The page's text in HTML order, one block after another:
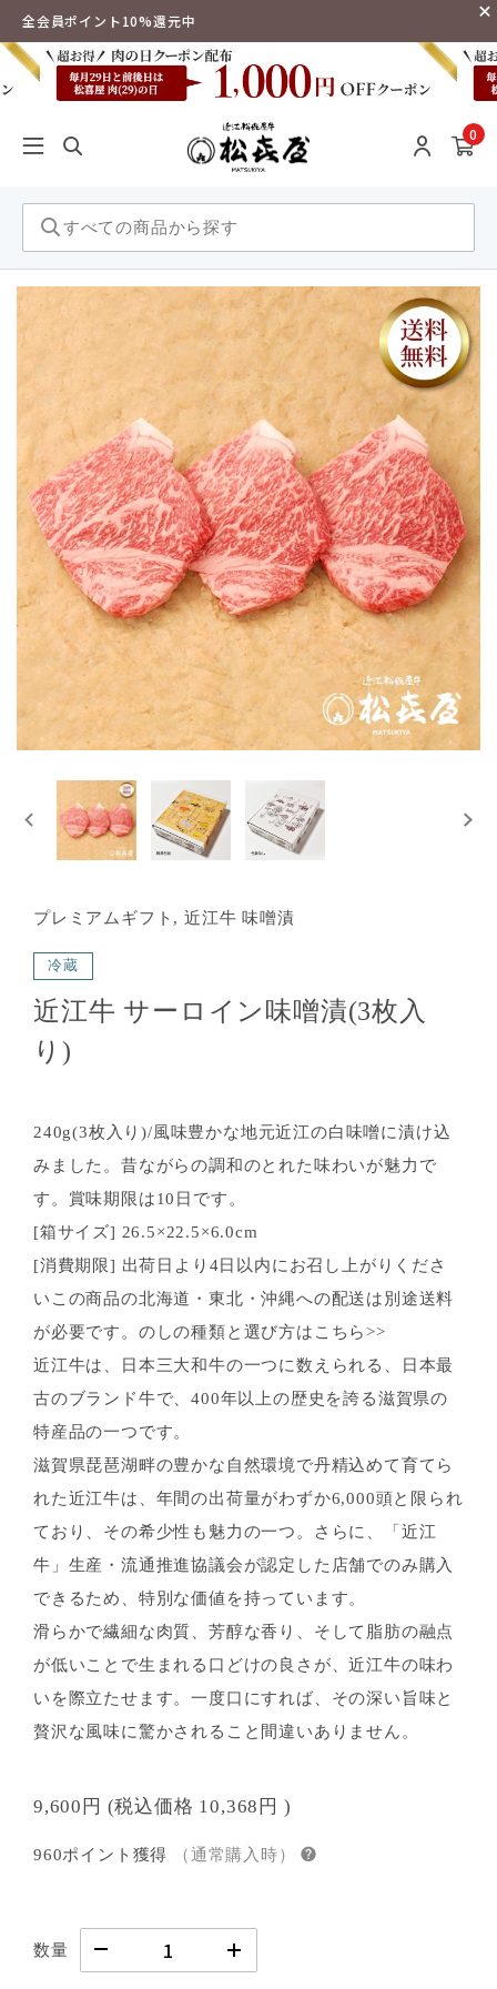
全会員ポイント10%還元中
0
プレミアムギフト, 近江牛 味噌漬
冷蔵
近江牛 サーロイン味噌漬(3枚入
り)
240g(3枚入り)/風味豊かな地元近江の白味噌に漬け込
みました。昔ながらの調和のとれた味わいが魅力で
す。賞味期限は10日です。
[箱サイズ] 26.5×22.5×6.0cm
[消費期限] 出荷日より4日以内にお召し上がりくださ
いこの商品の北海道・東北・沖縄への配送は別途送料
が必要です。のしの種類と選び方はこちら>>
近江牛は、日本三大和牛の一つに数えられる、日本最
古のブランド牛で、400年以上の歴史を誇る滋賀県の
特産品の一つです。
滋賀県琵琶湖畔の豊かな自然環境で丹精込めて育てら
れた近江牛は、年間の出荷量がわずか6,000頭と限られ
ており、その希少性も魅力の一つ。さらに、「近江
牛」生産・流通推進協議会が認定した店舗でのみ購入
できるため、特別な価値を持っています。
滑らかで繊細な肉質、芳醇な香り、そして脂肪の融点
が低いことで生まれる口どけの良さが、近江牛の味わ
いを際立たせます。一度口にすれば、その深い旨味と
贅沢な風味に驚かされること間違いありません。
9,600円 (税込価格 10,368円 )
960ポイント獲得 （通常購入時）
数量